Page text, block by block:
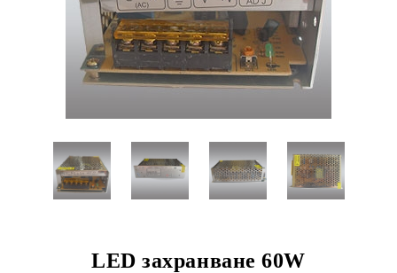
LED захранване 60W